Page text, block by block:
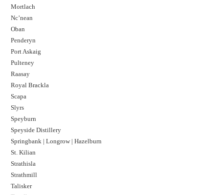
Mortlach
Nc’nean
Oban
Penderyn
Port Askaig
Pulteney
Raasay
Royal Brackla
Scapa
Slyrs
Speyburn
Speyside Distillery
Springbank | Longrow | Hazelburn
St. Kilian
Strathisla
Strathmill
Talisker